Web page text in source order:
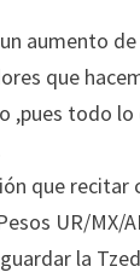
aumento
que
,pues todo
que recitar
UR/MX/
la